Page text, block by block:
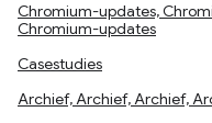
Chromium-updates,
Chromium-updates
Casestudies
Archief, Archief, Archief,